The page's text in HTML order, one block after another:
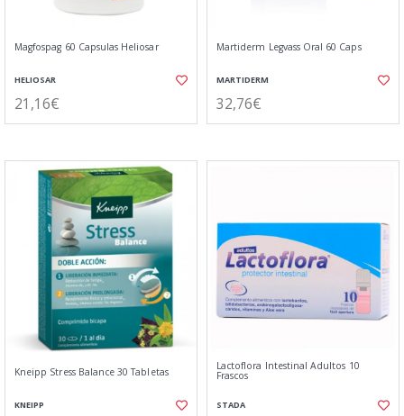
Magfospag 60 Capsulas Heliosar
HELIOSAR
21,16€
Martiderm Legvass Oral 60 Caps
MARTIDERM
32,76€
Kneipp Stress Balance 30 Tabletas
KNEIPP
Lactoflora Intestinal Adultos 10
Frascos
STADA